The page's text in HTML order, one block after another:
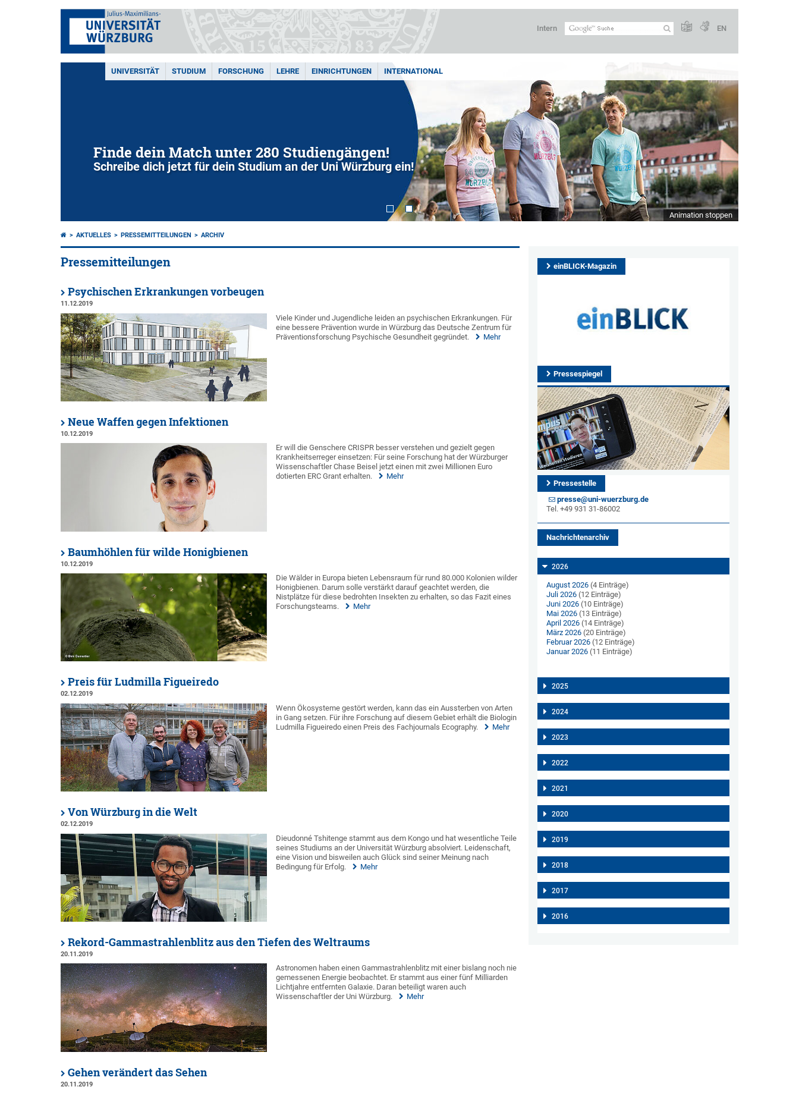
Intern EN
UNIVERSITÄT STUDIUM FORSCHUNG LEHRE EINRICHTUNGEN INTERNATIONAL
Finde dein Match unter 280 Studiengängen!
Schreibe dich jetzt für dein Studium an der Uni Würzburg ein!
Animation stoppen
AKTUELLES PRESSEMITTEILUNGEN ARCHIV
Pressemitteilungen
Psychischen Erkrankungen vorbeugen
11.12.2019
Viele Kinder und Jugendliche leiden an psychischen Erkrankungen. Für
eine bessere Prävention wurde in Würzburg das Deutsche Zentrum für
Präventionsforschung Psychische Gesundheit gegründet.
Mehr
Neue Waffen gegen Infektionen
10.12.2019
Er will die Genschere CRISPR besser verstehen und gezielt gegen
Krankheitserreger einsetzen: Für seine Forschung hat der Würzburger
Wissenschaftler Chase Beisel jetzt einen mit zwei Millionen Euro
dotierten ERC Grant erhalten.
Mehr
Baumhöhlen für wilde Honigbienen
10.12.2019
Die Wälder in Europa bieten Lebensraum für rund 80.000 Kolonien wilder
Honigbienen. Darum solle verstärkt darauf geachtet werden, die
Nistplätze für diese bedrohten Insekten zu erhalten, so das Fazit eines
Forschungsteams.
Mehr
Preis für Ludmilla Figueiredo
02.12.2019
Wenn Ökosysteme gestört werden, kann das ein Aussterben von Arten
in Gang setzen. Für ihre Forschung auf diesem Gebiet erhält die Biologin
Ludmilla Figueiredo einen Preis des Fachjournals Ecography.
Mehr
Von Würzburg in die Welt
02.12.2019
Dieudonné Tshitenge stammt aus dem Kongo und hat wesentliche Teile
seines Studiums an der Universität Würzburg absolviert. Leidenschaft,
eine Vision und bisweilen auch Glück sind seiner Meinung nach
Bedingung für Erfolg.
Mehr
Rekord-Gammastrahlenblitz aus den Tiefen des Weltraums
20.11.2019
Astronomen haben einen Gammastrahlenblitz mit einer bislang noch nie
gemessenen Energie beobachtet. Er stammt aus einer fünf Milliarden
Lichtjahre entfernten Galaxie. Daran beteiligt waren auch
Wissenschaftler der Uni Würzburg.
Mehr
Gehen verändert das Sehen
20.11.2019
einBLICK-Magazin
Pressespiegel
Pressestelle
presse@uni-wuerzburg.de
Tel. +49 931 31-86002
Nachrichtenarchiv
2026
August 2026(4 Einträge)
Juli 2026(12 Einträge)
Juni 2026(10 Einträge)
Mai 2026(13 Einträge)
April 2026(14 Einträge)
März 2026(20 Einträge)
Februar 2026(12 Einträge)
Januar 2026(11 Einträge)
2025
2024
2023
2022
2021
2020
2019
2018
2017
2016